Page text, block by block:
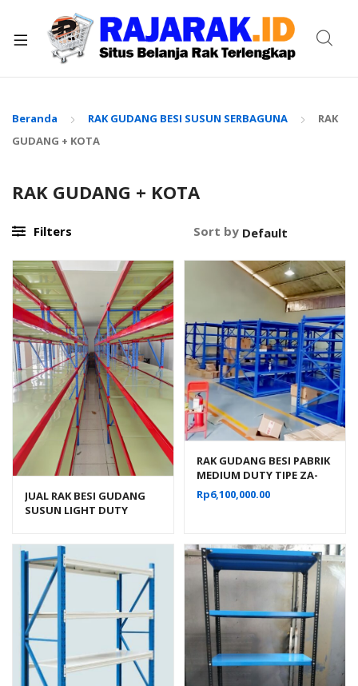
Beranda RAK GUDANG BESI SUSUN SERBAGUNA
RAK
GUDANG + KOTA
RAK GUDANG + KOTA
Filters Sort by
JUAL RAK BESI GUDANG
SUSUN LIGHT DUTY
RAK GUDANG BESI PABRIK
MEDIUM DUTY TIPE ZA-
500, UKURAN 150x100x200
CM, 5 LEVEL
Rp6,100,000.00